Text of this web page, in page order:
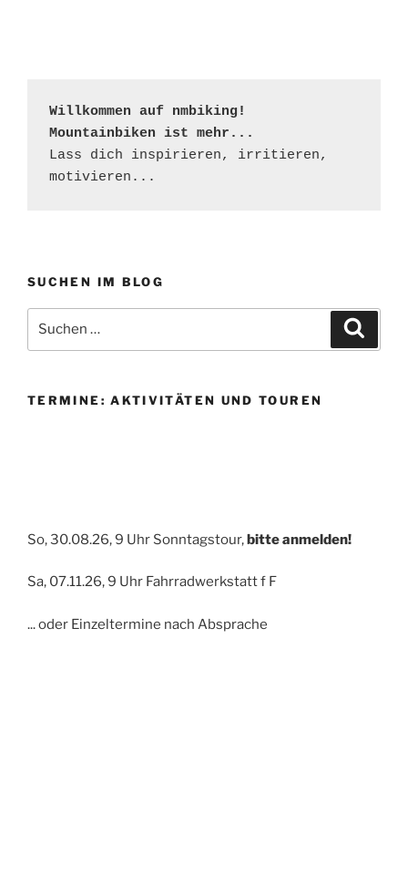
Willkommen auf nmbiking!
Mountainbiken ist mehr...
Lass dich inspirieren, irritieren,
motivieren...
SUCHEN IM BLOG
nach:
TERMINE: AKTIVITÄTEN UND TOUREN
So, 30.08.26, 9 Uhr Sonntagstour,bitte anmelden!
Sa, 07.11.26, 9 Uhr Fahrradwerkstatt f F
... oder Einzeltermine nach Absprache